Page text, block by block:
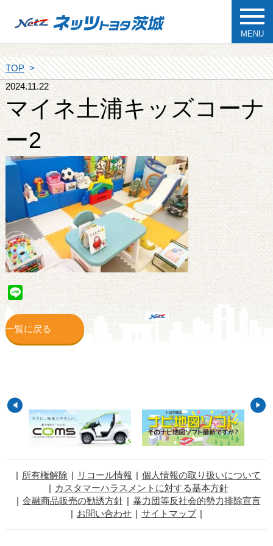
MENU
TOP
2024.11.22
マイネ土浦キッズコーナ
ー2
Line
一覧に戻る
所有権解除 リコール情報
個人情報の取り扱いについて
カスタマーハラスメントに対する基本方針
金融商品販売の勧誘方針
暴力団等反社会的勢力排除宣言
お問い合わせ
サイトマップ